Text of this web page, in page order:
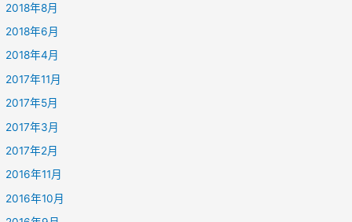
2018年8月
2018年6月
2018年4月
2017年11月
2017年5月
2017年3月
2017年2月
2016年11月
2016年10月